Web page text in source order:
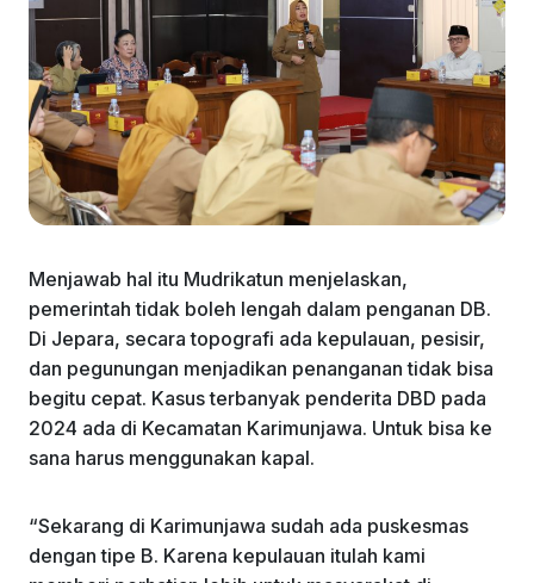
Menjawab hal itu Mudrikatun menjelaskan,
pemerintah tidak boleh lengah dalam penganan DB.
Di Jepara, secara topografi ada kepulauan, pesisir,
dan pegunungan menjadikan penanganan tidak bisa
begitu cepat. Kasus terbanyak penderita DBD pada
2024 ada di Kecamatan Karimunjawa. Untuk bisa ke
sana harus menggunakan kapal.
“Sekarang di Karimunjawa sudah ada puskesmas
dengan tipe B. Karena kepulauan itulah kami